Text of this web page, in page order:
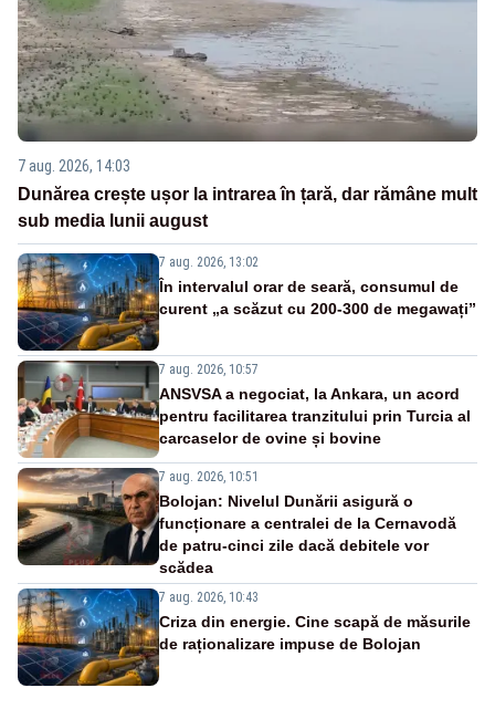
7 aug. 2026, 14:03
Dunărea crește ușor la intrarea în țară, dar rămâne mult
sub media lunii august
7 aug. 2026, 13:02
În intervalul orar de seară, consumul de
curent „a scăzut cu 200-300 de megawați”
7 aug. 2026, 10:57
ANSVSA a negociat, la Ankara, un acord
pentru facilitarea tranzitului prin Turcia al
carcaselor de ovine și bovine
7 aug. 2026, 10:51
Bolojan: Nivelul Dunării asigură o
funcționare a centralei de la Cernavodă
de patru-cinci zile dacă debitele vor
scădea
7 aug. 2026, 10:43
Criza din energie. Cine scapă de măsurile
de raționalizare impuse de Bolojan